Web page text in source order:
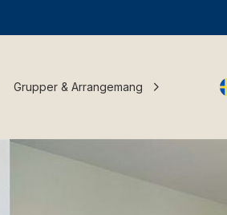
Grupper & Arrangemang